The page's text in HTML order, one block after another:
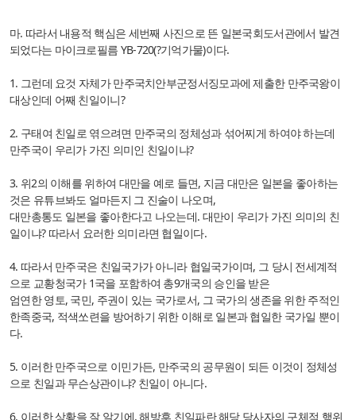
마. 따라서 내용적 핵심은 세번째 사진으로 뜬 일본국회도서관에서 발견
되었다는 마이크로필름 YB-720(?기억가물)이다.
1. 그런데 요것 자체가 만주국치안부군정서징모과에 제출한 만주국왕이
대상인데 어째 친일이니?
2. 구태여 친일로 엮으려면 만주국의 정체성과 섞어찌게 하여야 하는데
만주국이 우리가 가진 의미인 친일이냐?
3. 위2의 이해를 위하여 대만을 예로 들면, 지금 대만은 일본을 좋아하는
것은 유튜브봐도 얼마든지 그 진술이 나오며,
대만총통도 일본을 좋아한다고 나오는데. 대만이 우리가 가진 의미의 친
일이냐? 따라서 요러한 의미라면 협일이다.
4. 따라서 만주국은 친일국가가 아니라 협일국가이며, 그 당시 전세계적
으로 교황청국가 1국을 포함하여 총9개국의 승인을 받은
엄연한 영토, 국민, 주권이 있는 국가로서, 그 국가의 생존을 위한 주적인
한족중국, 적색쏘련을 방어하기 위한 이해로 일본과 협일한 국가일 뿐이
다.
5. 이러한 만주국으로 이민가든, 만주국의 공무원이 되든 이것이 정체성
으로 친일과 무슨상관이냐? 친일이 아니다.
6. 이러한 상황을 잘 알기에, 해방후 친일파란 해당 당사자의 구체적 행위